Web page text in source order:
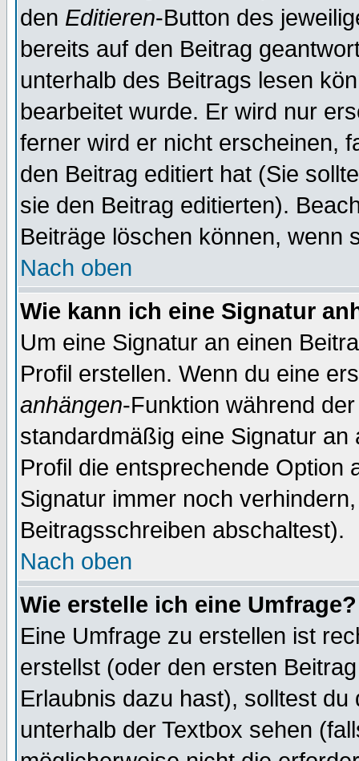
den Editieren-Button des
bereits auf den Beitrag
unterhalb des Beitrags lesen
bearbeitet wurde. Er wird nur
ferner wird er nicht erscheinen,
den Beitrag editiert hat (Sie
sie den Beitrag editierten).
Beiträge löschen können, wenn
Nach oben
Wie kann ich eine Signatur
Um eine Signatur an einen
Profil erstellen. Wenn du eine
anhängen-Funktion während
standardmäßig eine Signatur
Profil die entsprechende Option
Signatur immer noch
Beitragsschreiben abschaltest).
Nach oben
Wie erstelle ich eine Umfrage?
Eine Umfrage zu erstellen ist
erstellst (oder den ersten
Erlaubnis dazu hast), solltest
unterhalb der Textbox sehen